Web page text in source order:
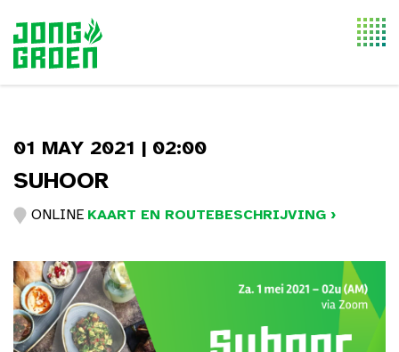
01 MAY 2021 | 02:00
SUHOOR
ONLINE KAART EN ROUTEBESCHRIJVING ›